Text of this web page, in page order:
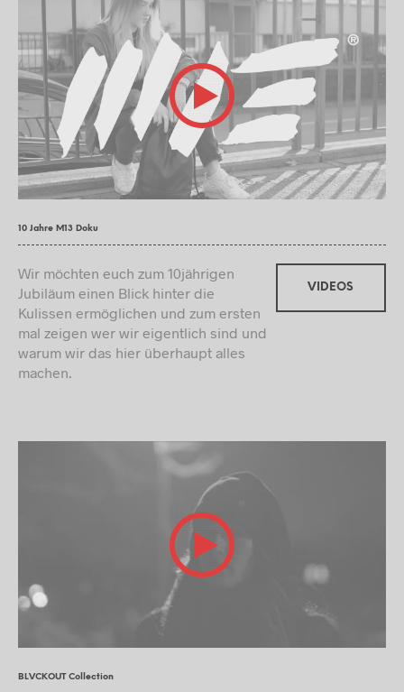
10 Jahre M13 Doku
Wir möchten euch zum 10jährigen
Jubiläum einen Blick hinter die
Kulissen ermöglichen und zum ersten
mal zeigen wer wir eigentlich sind und
warum wir das hier überhaupt alles
machen.
VIDEOS
BLVCKOUT Collection